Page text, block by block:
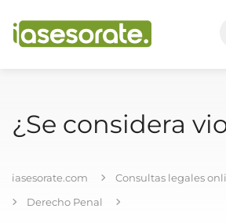
¿Se considera
iasesorate.com
Consultas legales
Derecho Penal